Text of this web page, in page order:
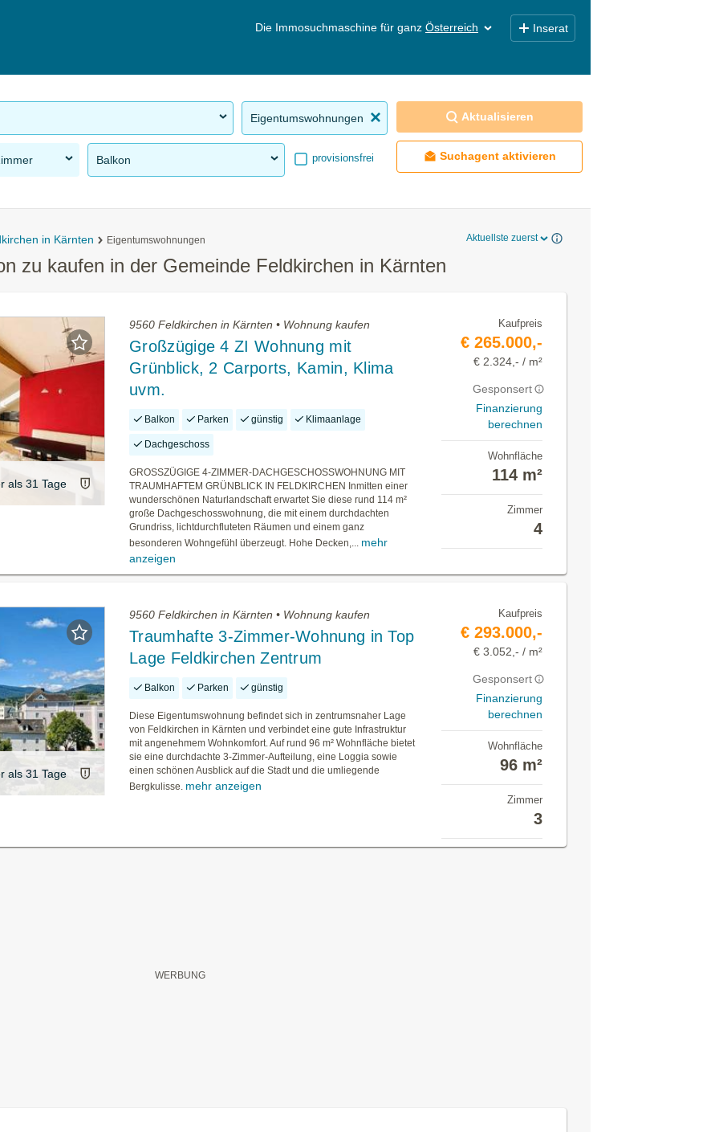
Die Immosuchmaschine für ganz Österreich Inserat
Eigentumswohnungen
Balkon provisionsfrei
Aktualisieren
Suchagent aktivieren
in Kärnten Eigentumswohnungen Aktuellste zuerst
zu kaufen in der Gemeinde Feldkirchen in Kärnten
als 31 Tage
9560 Feldkirchen in Kärnten • Wohnung kaufen
Großzügige 4 ZI Wohnung mit
Grünblick, 2 Carports, Kamin, Klima
uvm.
Balkon Parken günstig Klimaanlage
Dachgeschoss
GROSSZÜGIGE 4-ZIMMER-DACHGESCHOSSWOHNUNG MIT
TRAUMHAFTEM GRÜNBLICK IN FELDKIRCHEN Inmitten einer
wunderschönen Naturlandschaft erwartet Sie diese rund 114 m²
große Dachgeschosswohnung, die mit einem durchdachten
Grundriss, lichtdurchfluteten Räumen und einem ganz
besonderen Wohngefühl überzeugt. Hohe Decken,... mehr
anzeigen
Kaufpreis
€ 265.000,-
€ 2.324,- / m²
Gesponsert
Finanzierung
berechnen
Wohnfläche
114 m²
Zimmer
4
als 31 Tage
9560 Feldkirchen in Kärnten • Wohnung kaufen
Traumhafte 3-Zimmer-Wohnung in Top
Lage Feldkirchen Zentrum
Balkon Parken günstig
Diese Eigentumswohnung befindet sich in zentrumsnaher Lage
von Feldkirchen in Kärnten und verbindet eine gute Infrastruktur
mit angenehmem Wohnkomfort. Auf rund 96 m² Wohnfläche bietet
sie eine durchdachte 3-Zimmer-Aufteilung, eine Loggia sowie
einen schönen Ausblick auf die Stadt und die umliegende
Bergkulisse. mehr anzeigen
Kaufpreis
€ 293.000,-
€ 3.052,- / m²
Gesponsert
Finanzierung
berechnen
Wohnfläche
96 m²
Zimmer
3